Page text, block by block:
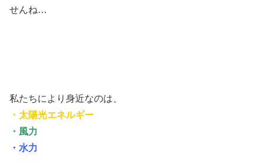
せんね…
私たちにより身近なのは、
・太陽光エネルギー
・風力
・水力